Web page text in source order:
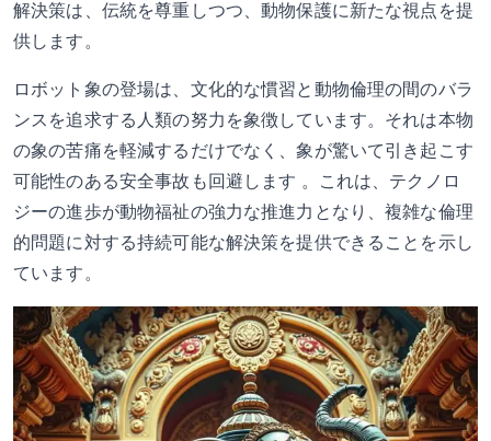
解決策は、伝統を尊重しつつ、動物保護に新たな視点を提
供します。
ロボット象の登場は、文化的な慣習と動物倫理の間のバラ
ンスを追求する人類の努力を象徴しています。それは本物
の象の苦痛を軽減するだけでなく、象が驚いて引き起こす
可能性のある安全事故も回避します 。これは、テクノロ
ジーの進歩が動物福祉の強力な推進力となり、複雑な倫理
的問題に対する持続可能な解決策を提供できることを示し
ています。